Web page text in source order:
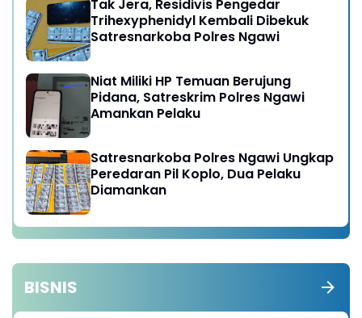
Tak Jera, Residivis Pengedar
Trihexyphenidyl Kembali Dibekuk
Satresnarkoba Polres Ngawi
Niat Miliki HP Temuan Berujung
Pidana, Satreskrim Polres Ngawi
Amankan Pelaku
Satresnarkoba Polres Ngawi Ungkap
Peredaran Pil Koplo, Dua Pelaku
Diamankan
BISNIS